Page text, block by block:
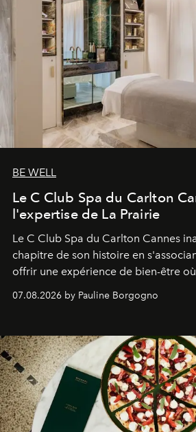
BE WELL
Le C Club Spa du Carlton
l'expertise de La Prairie
Le C Club Spa du Carlton Cannes
chapitre de son histoire en
offrir une expérience de bien-être
07.08.2026 by Pauline Borgogno